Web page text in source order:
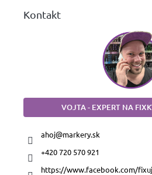
Kontakt
VOJTA - EXPERT NA
ahoj@markery.sk
+420 720 570 921
https://www.facebook.com/